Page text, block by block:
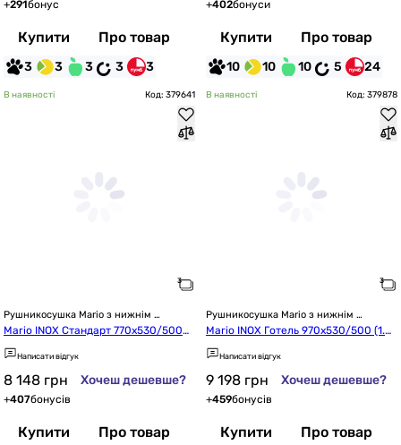
+291бонус
Купити Про товар
3 3 3 3 3
+402бонуси
Купити Про товар
10 10 10 5 24
В наявності Код: 379641
Рушникосушка Mario з нижнім
підключенням
Mario INOX Стандарт 770x530/500
(1.8.044610.P)
Написати відгук
8 148 грн Хочеш дешевше?
+407бонусів
Купити Про товар
В наявності Код: 379878
Рушникосушка Mario з нижнім
підключенням
Mario INOX Готель 970x530/500 (1.8.
044542.P)
Написати відгук
9 198 грн Хочеш дешевше?
+459бонусів
Купити Про товар